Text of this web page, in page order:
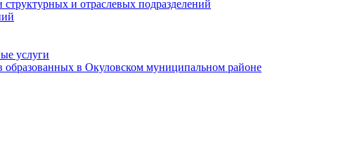
и отраслевых подразделений
услуги
образованных в Окуловском муниципальном районе